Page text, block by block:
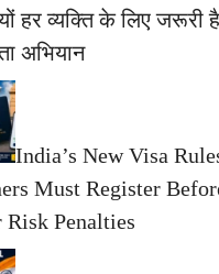
हर व्यक्ति के लिए जरूरी
अभियान
India’s New Visa
Must Register
Risk Penalties